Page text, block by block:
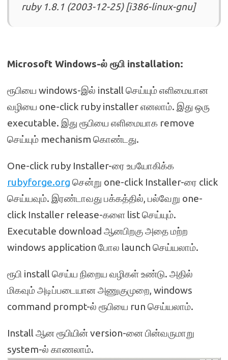
ruby 1.8.1 (2003-12-25) [i386-linux-gnu]
Microsoft Windows-ல் ரூபி installation:
ரூபியை windows-இல் install செய்யும் எளிமையான
வழியை one-click ruby installer எனலாம். இது ஒரு
executable. இது ரூபியை எளிமையாக remove
செய்யும் mechanism கொண்டது.
One-click ruby Installer-ரை உபயோகிக்க
rubyforge.org சென்று one-click Installer-ரை click
செய்யவும். இரண்டாவது பக்கத்தில், பல்வேறு one-
click Installer release-களை list செய்யும்.
Executable download ஆனபிறகு அதை மற்ற
windows application போல launch செய்யலாம்.
ரூபி install செய்ய நிறைய வழிகள் உண்டு. அதில்
மிகவும் அடிப்படையான அணுகுமுறை, windows
command prompt-ல் ரூபியை run செய்யலாம்.
Install ஆன ரூபியின் version-னை பின்வருமாறு
system-ல் காணலாம்.